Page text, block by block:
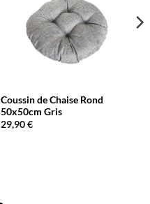
Coussin de Chaise Rond
50x50cm Gris
29,90€